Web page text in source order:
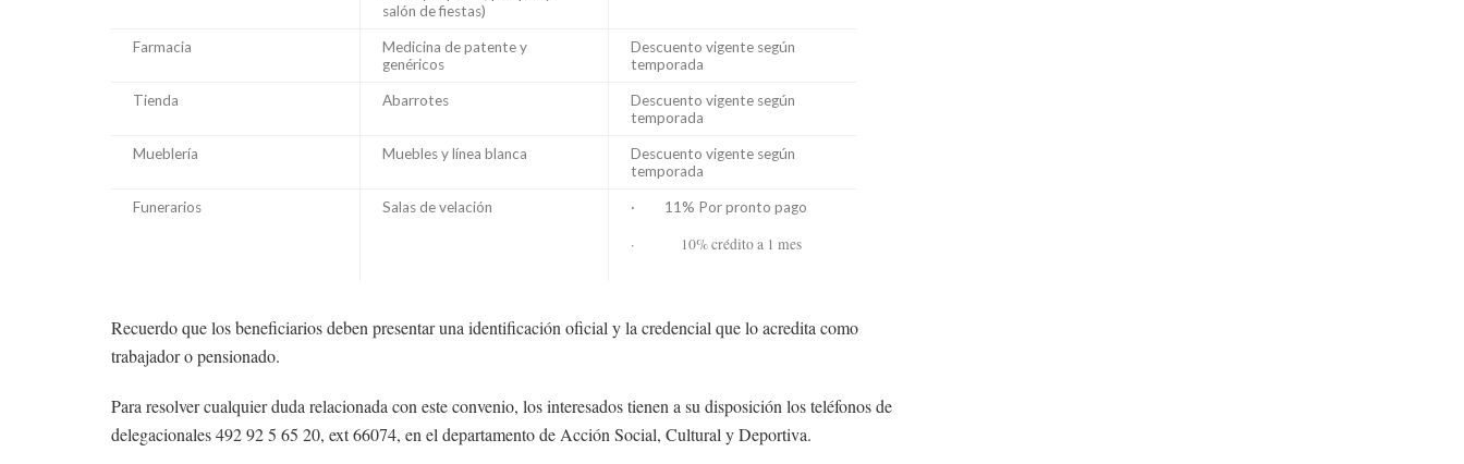
salón de fiestas)
Farmacia
Medicina de patente y
genéricos
Descuento vigente según
temporada
Tienda Abarrotes
Descuento vigente según
temporada
Mueblería Muebles y línea blanca
Descuento vigente según
temporada
Funerarios Salas de velación · 11% Por pronto pago
· 10% crédito a 1 mes
Recuerdo que los beneficiarios deben presentar una identificación oficial y la credencial que lo acredita como
trabajador o pensionado.
Para resolver cualquier duda relacionada con este convenio, los interesados tienen a su disposición los teléfonos de
delegacionales 492 92 5 65 20, ext 66074, en el departamento de Acción Social, Cultural y Deportiva.